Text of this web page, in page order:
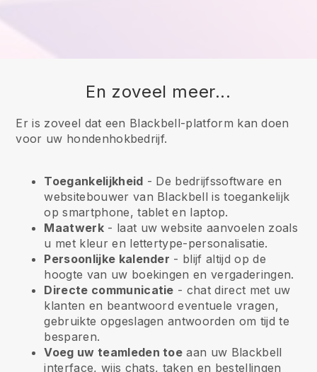
En zoveel meer...
Er is zoveel dat een Blackbell-platform kan doen
voor uw hondenhokbedrijf.
Toegankelijkheid - De bedrijfssoftware en
websitebouwer van Blackbell is toegankelijk
op smartphone, tablet en laptop.
Maatwerk- laat uw website aanvoelen zoals
u met kleur en lettertype-personalisatie.
Persoonlijke kalender - blijf altijd op de
hoogte van uw boekingen en vergaderingen.
Directe communicatie - chat direct met uw
klanten en beantwoord eventuele vragen,
gebruikte opgeslagen antwoorden om tijd te
besparen.
Voeg uw teamleden toe aan uw Blackbell
interface, wijs chats, taken en bestellingen